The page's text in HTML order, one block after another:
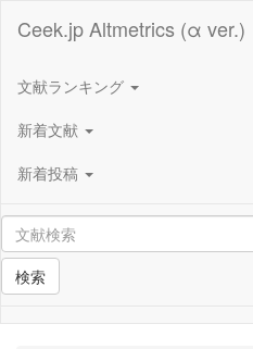
Ceek.jp Altmetrics (α ver.)
文献ランキング
新着文献
新着投稿
検索